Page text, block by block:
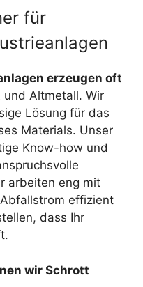
für
erzeugen oft
und Altmetall. Wir
Lösung für das
Materials. Unser
Know-how und
arbeiten eng mit
effizient
dass Ihr
wir Schrott